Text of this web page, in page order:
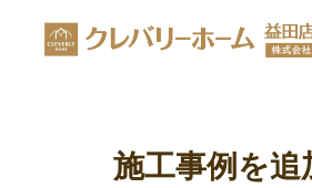
施工事例を追